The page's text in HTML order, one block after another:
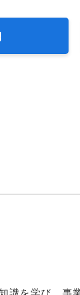
識を学び、事